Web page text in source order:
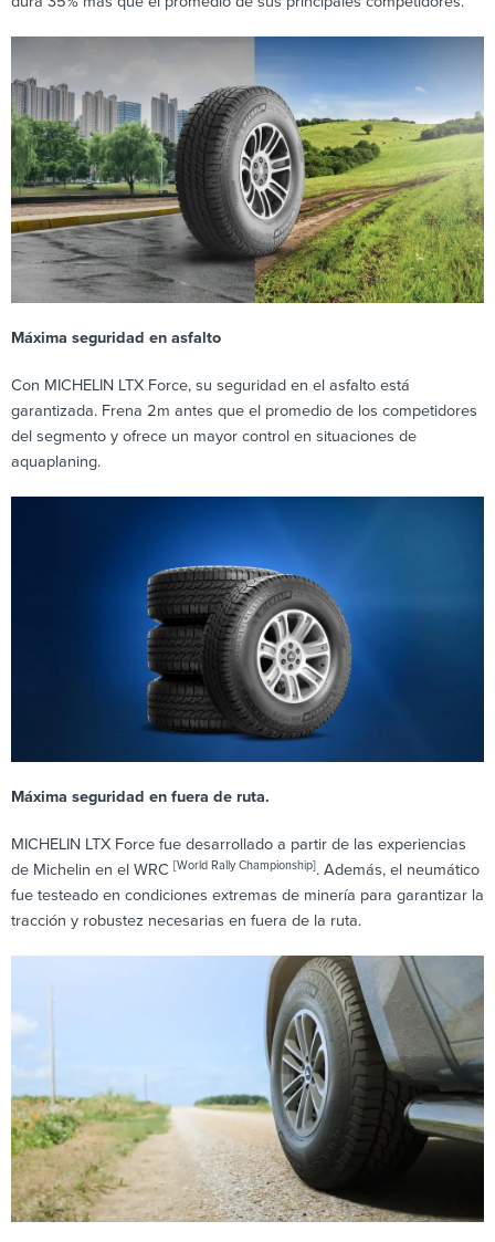
Máxima seguridad en asfalto
Con MICHELIN LTX Force, su seguridad en el asfalto está
garantizada. Frena 2m antes que el promedio de los competidores
del segmento y ofrece un mayor control en situaciones de
aquaplaning.
Máxima seguridad en fuera de ruta.
MICHELIN LTX Force fue desarrollado a partir de las experiencias
de Michelin en el WRC [World Rally Championship]. Además, el neumático
fue testeado en condiciones extremas de minería para garantizar la
tracción y robustez necesarias en fuera de la ruta.